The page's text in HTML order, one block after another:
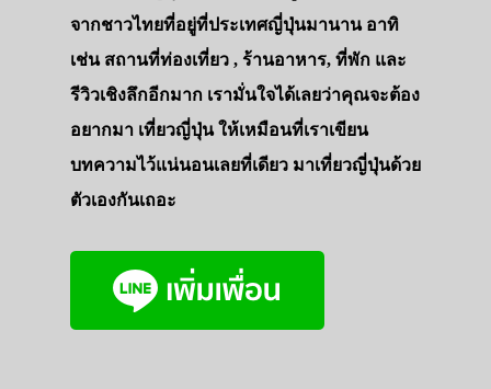
จากชาวไทยที่อยู่ที่ประเทศญี่ปุ่นมานาน อาทิ
เช่น สถานที่ท่องเที่ยว , ร้านอาหาร, ที่พัก และ
รีวิวเชิงลึกอีกมาก เรามั่นใจได้เลยว่าคุณจะต้อง
อยากมา เที่ยวญี่ปุ่น ให้เหมือนที่เราเขียน
บทความไว้แน่นอนเลยที่เดียว มาเที่ยวญี่ปุ่นด้วย
ตัวเองกันเถอะ